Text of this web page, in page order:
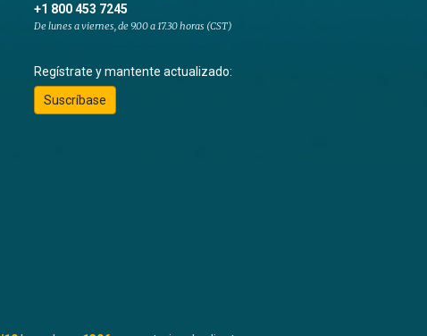
+1 800 453 7245
De lunes a viernes, de 9.00 a 17.30 horas (CST)
Regístrate y mantente actualizado:
Suscríbase